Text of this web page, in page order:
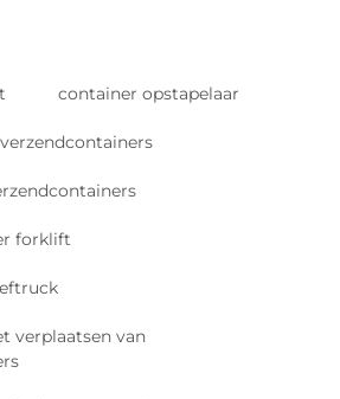
container opstapelaar
forklift
verplaatsen van